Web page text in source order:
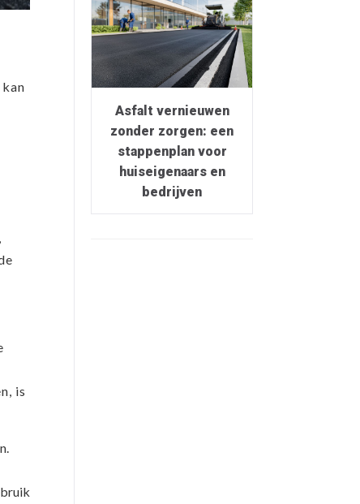
is
Asfalt vernieuwen
zonder zorgen: een
stappenplan voor
huiseigenaars en
bedrijven